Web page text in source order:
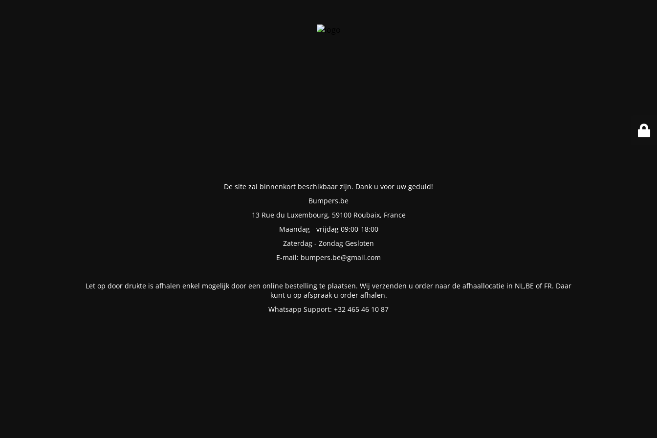
De site zal binnenkort beschikbaar zijn. Dank u voor uw geduld!
Bumpers.be
13 Rue du Luxembourg, 59100 Roubaix, France
Maandag - vrijdag 09:00-18:00
Zaterdag - Zondag Gesloten
E-mail: bumpers.be@gmail.com
Let op door drukte is afhalen enkel mogelijk door een online bestelling te plaatsen. Wij verzenden u order naar de afhaallocatie in NL,BE of FR. Daar
kunt u op afspraak u order afhalen.
Whatsapp Support: +32 465 46 10 87